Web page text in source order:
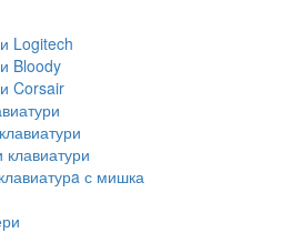
Logitech
Bloody
Corsair
с мишка